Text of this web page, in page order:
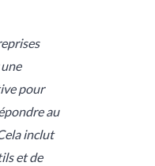
pour
au
inclut
et de